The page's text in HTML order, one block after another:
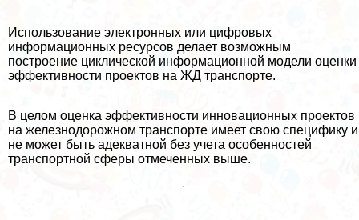
Использование электронных или цифровых
информационных ресурсов делает возможным
построение циклической информационной модели оценки
эффективности проектов на ЖД трaнcпорте.
В целом оценка эффективности инновационных проектов
на железнодорожном трaнcпорте имеет свою специфику и
не может быть адекватной без учета особенностей
трaнcпортной сферы отмеченных выше.